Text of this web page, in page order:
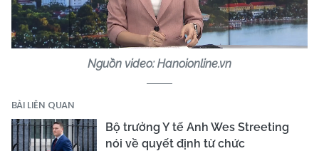
Video
Nguồn video: Hanoionline.vn
BÀI LIÊN QUAN
Bộ trưởng Y tế Anh Wes Streeting
nói về quyết định từ chức